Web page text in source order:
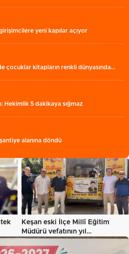
yeni kapılar açıyor
çocuklar kitapların renkli dünyasında…
Hekimlik 5 dakikaya sığmaz
alanına döndü
Keşan eski İlçe Millî Eğitim
Müdürü vefatının yıl…